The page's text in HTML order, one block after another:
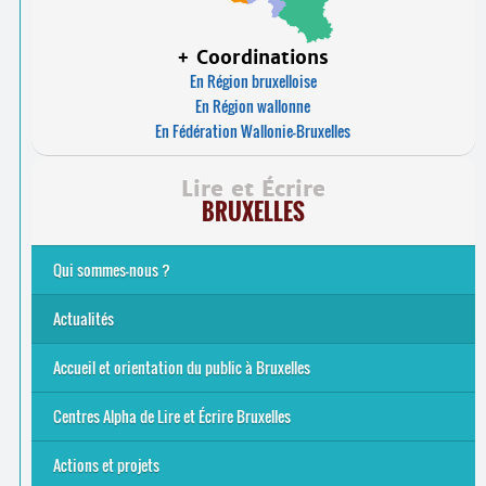
+ Coordinations
En Région bruxelloise
En Région wallonne
En Fédération Wallonie-Bruxelles
Lire et Écrire
BRUXELLES
Qui sommes-nous ?
Analphabétisme et illettrisme
L’alphabétisation populaire
Le mouvement Lire et Écrire
Nos missions
... Tous les articles
Actualités
Offres d’emploi du secteur à Bruxelles
La rentrée 2026-27
Pour être belge à la plage…
A vos agendas ! Alpha bruxellois, mobilise-toi !
Inauguration du Centre Alpha Forest de Lire et Écrire
Bruxelles
... Tous les articles
Accueil et orientation du public à Bruxelles
8 Points Accueil
Publics concernés ?
Que proposons-nous ?
Qui sommes-nous ?
Centres Alpha de Lire et Écrire Bruxelles
Actions et projets